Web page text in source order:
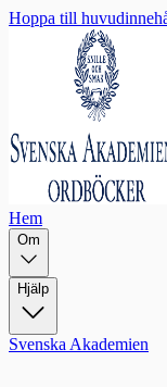
Hoppa till
Hem
Om
Hjälp
Svenska Akademien